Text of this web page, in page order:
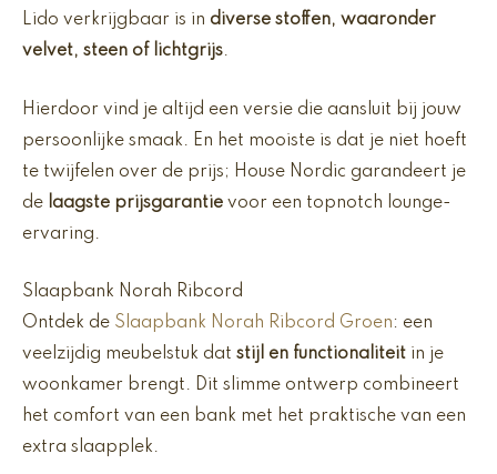
Lido verkrijgbaar is in diverse stoffen, waaronder
velvet, steen of lichtgrijs.
Hierdoor vind je altijd een versie die aansluit bij jouw
persoonlijke smaak. En het mooiste is dat je niet hoeft
te twijfelen over de prijs; House Nordic garandeert je
de laagste prijsgarantie voor een topnotch lounge-
ervaring.
Slaapbank Norah Ribcord
Ontdek de Slaapbank Norah Ribcord Groen: een
veelzijdig meubelstuk dat stijl en functionaliteit in je
woonkamer brengt. Dit slimme ontwerp combineert
het comfort van een bank met het praktische van een
extra slaapplek.